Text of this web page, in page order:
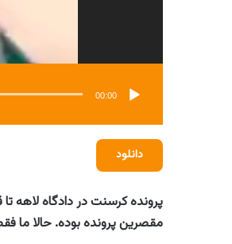
00:00
دانلود
‏پرونده کرسنت در دادگاه لاهه
مقصرین پرونده بوده. حالا ما فقط در یک قسمت پرونده،